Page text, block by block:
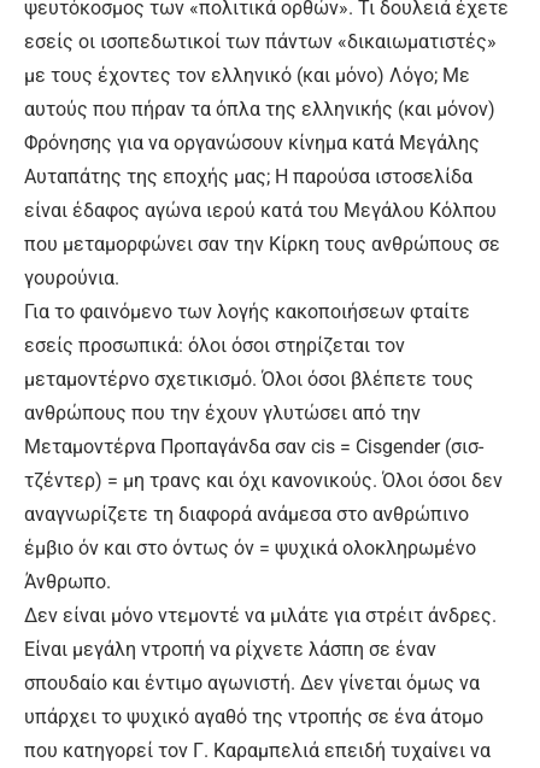
ψευτόκοσμος των «πολιτικά ορθών». Τι δουλειά έχετε
εσείς οι ισοπεδωτικοί των πάντων «δικαιωματιστές»
με τους έχοντες τον ελληνικό (και μόνο) Λόγο; Με
αυτούς που πήραν τα όπλα της ελληνικής (και μόνον)
Φρόνησης για να οργανώσουν κίνημα κατά Μεγάλης
Αυταπάτης της εποχής μας; Η παρούσα ιστοσελίδα
είναι έδαφος αγώνα ιερού κατά του Μεγάλου Κόλπου
που μεταμορφώνει σαν την Κίρκη τους ανθρώπους σε
γουρούνια.
Για το φαινόμενο των λογής κακοποιήσεων φταίτε
εσείς προσωπικά: όλοι όσοι στηρίζεται τον
μεταμοντέρνο σχετικισμό. Όλοι όσοι βλέπετε τους
ανθρώπους που την έχουν γλυτώσει από την
Μεταμοντέρνα Προπαγάνδα σαν cis = Cisgender (σισ-
τζέντερ) = μη τρανς και όχι κανονικούς. Όλοι όσοι δεν
αναγνωρίζετε τη διαφορά ανάμεσα στο ανθρώπινο
έμβιο όν και στο όντως όν = ψυχικά ολοκληρωμένο
Άνθρωπο.
Δεν είναι μόνο ντεμοντέ να μιλάτε για στρέιτ άνδρες.
Είναι μεγάλη ντροπή να ρίχνετε λάσπη σε έναν
σπουδαίο και έντιμο αγωνιστή. Δεν γίνεται όμως να
υπάρχει το ψυχικό αγαθό της ντροπής σε ένα άτομο
που κατηγορεί τον Γ. Καραμπελιά επειδή τυχαίνει να